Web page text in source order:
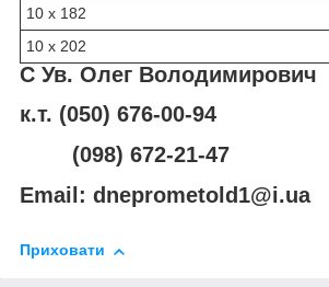
10 х 182
10 х 202
С Ув. Олег Володимирович
к.т. (050) 676-00-94
(098) 672-21-47
Email: dneprometold1@i.ua
Приховати